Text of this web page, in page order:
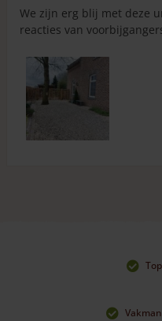
LET OP: om
voorkomen, plaatsen
van de poort op één
eenvoudig losmaken
monteren.
Wilt u weten hoe de
cm hoog eruit ziet bij
klantfoto’s!
We zijn erg blij met deze
reacties van